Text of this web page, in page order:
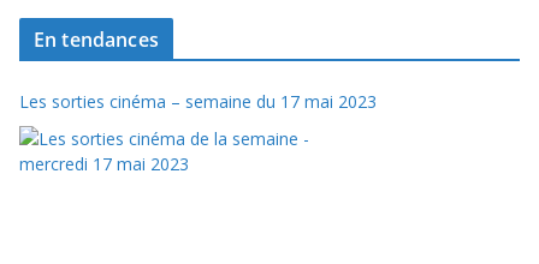
En tendances
Les sorties cinéma – semaine du 17 mai 2023